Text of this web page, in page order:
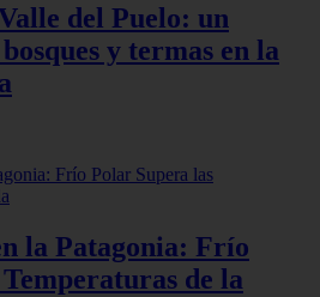
del Puelo: un
y termas en la
la Patagonia: Frío
de la